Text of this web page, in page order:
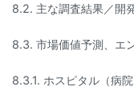
8.2. 主な調査結果／開
8.3. 市場価値予測、エ
8.3.1. ホスピタル（病院